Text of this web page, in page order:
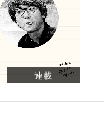
連載